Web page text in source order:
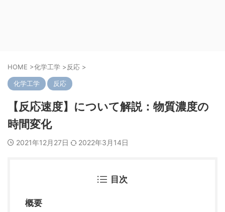
HOME >化学工学 >反応 >
化学工学 反応
【反応速度】について解説：物質濃度の
時間変化
2021年12月27日 2022年3月14日
目次
概要